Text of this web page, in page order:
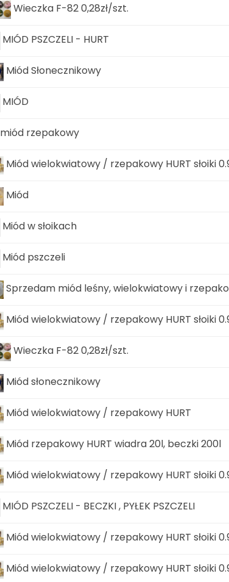
Wieczka F-82 0,28zł/szt.
MIÓD PSZCZELI - HURT
Miód Słonecznikowy
MIÓD
miód rzepakowy
Miód wielokwiatowy / rzepakowy HURT słoiki
Miód
Miód w słoikach
Miód pszczeli
Sprzedam miód leśny, wielokwiatowy i
Miód wielokwiatowy / rzepakowy HURT słoiki
Wieczka F-82 0,28zł/szt.
Miód słonecznikowy
Miód wielokwiatowy / rzepakowy HURT
Miód rzepakowy HURT wiadra 20l, beczki 200l
Miód wielokwiatowy / rzepakowy HURT słoiki
MIÓD PSZCZELI - BECZKI , PYŁEK PSZCZELI
Miód wielokwiatowy / rzepakowy HURT słoiki
Miód wielokwiatowy / rzepakowy HURT słoiki